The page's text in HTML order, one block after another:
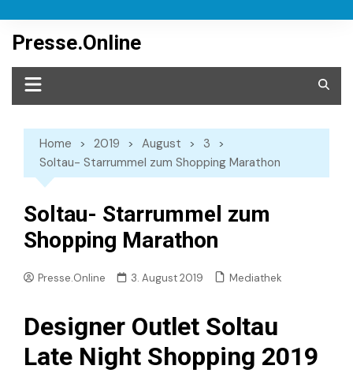
content
Presse.Online
Home 2019 August
3
Soltau- Starrummel zum Shopping Marathon
Soltau- Starrummel zum
Shopping Marathon
Presse.Online 3. August 2019 Mediathek
Designer Outlet Soltau
Late Night Shopping 2019